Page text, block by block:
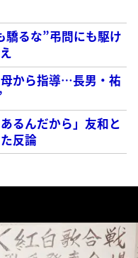
驕るな”弔問にも駆け
から指導…長男・祐
るんだから」友和と
反論